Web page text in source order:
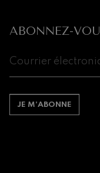
ABONNEZ-
JE M’ABONNE